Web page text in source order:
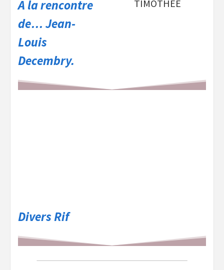
A la rencontre
de… Jean-
Louis
Decembry.
TIMOTHEE
Divers Rif